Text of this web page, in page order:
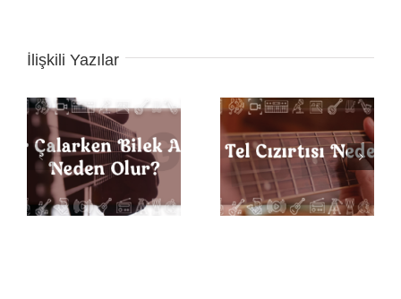
İlişkili Yazılar
Gitarda Tel Cızırtısı
Neden Olur?
Gitarda Doğru Parmak
Pozisyonu Nasıldır?